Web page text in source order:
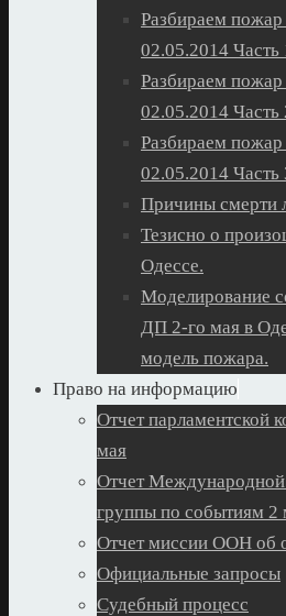
Разбираем
02.05.2014 Часть
Разбираем
02.05.2014 Часть
Разбираем
02.05.2014 Часть
Причины смерти
Тезисно о
Одессе.
Моделирование
ДП 2-го мая в
модель пожара.
Право на информацию
Отчет парламентской
мая
Отчет Международной
группы по событиям 2
Отчет миссии ООН об
Официальные запросы
Судебный процесс